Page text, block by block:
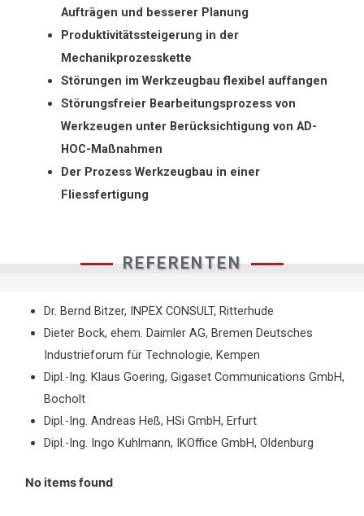
Aufträgen und besserer Planung
Produktivitätssteigerung in der
Mechanikprozesskette
Störungen im Werkzeugbau flexibel auffangen
Störungsfreier Bearbeitungsprozess von
Werkzeugen unter Berücksichtigung von AD-
HOC-Maßnahmen
Der Prozess Werkzeugbau in einer
Fliessfertigung
REFERENTEN
Dr. Bernd Bitzer, INPEX CONSULT, Ritterhude
Dieter Bock, ehem. Daimler AG, Bremen Deutsches
Industrieforum für Technologie, Kempen
Dipl.-Ing. Klaus Goering, Gigaset Communications GmbH,
Bocholt
Dipl.-Ing. Andreas Heß, HSi GmbH, Erfurt
Dipl.-Ing. Ingo Kuhlmann, IKOffice GmbH, Oldenburg
No items found